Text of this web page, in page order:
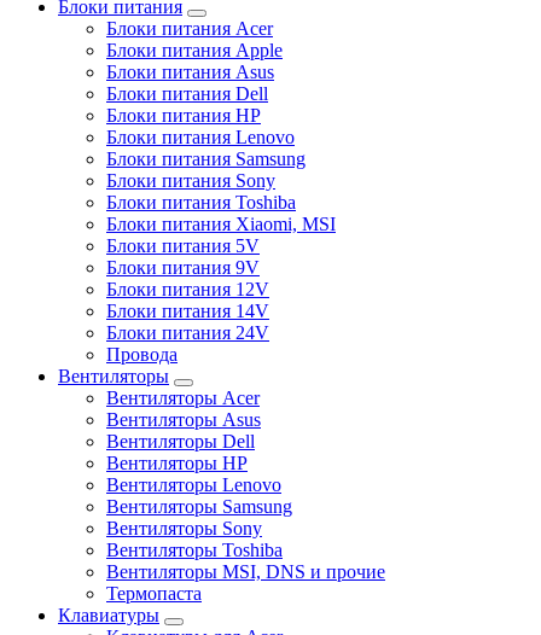
Блоки питания
Блоки питания Acer
Блоки питания Apple
Блоки питания Asus
Блоки питания Dell
Блоки питания HP
Блоки питания Lenovo
Блоки питания Samsung
Блоки питания Sony
Блоки питания Toshiba
Блоки питания Xiaomi, MSI
Блоки питания 5V
Блоки питания 9V
Блоки питания 12V
Блоки питания 14V
Блоки питания 24V
Провода
Вентиляторы
Вентиляторы Acer
Вентиляторы Asus
Вентиляторы Dell
Вентиляторы HP
Вентиляторы Lenovo
Вентиляторы Samsung
Вентиляторы Sony
Вентиляторы Toshiba
Вентиляторы MSI, DNS и прочие
Термопаста
Клавиатуры